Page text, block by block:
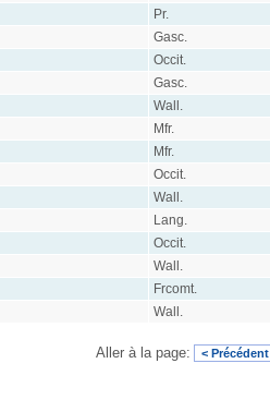
Pr.
Gasc.
Occit.
Gasc.
Wall.
Mfr.
Mfr.
Occit.
Wall.
Lang.
Occit.
Wall.
Frcomt.
Wall.
Aller à la page: < Précédent